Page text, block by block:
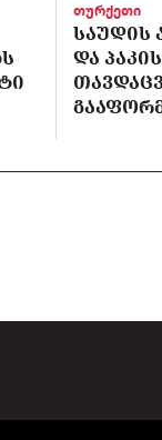
თურქეთი
ᲡᲐᲣᲓᲘᲡ
ᲓᲐ